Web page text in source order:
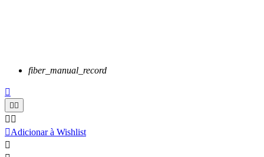
fiber_manual_record

 
 
Adicionar à Wishlist
